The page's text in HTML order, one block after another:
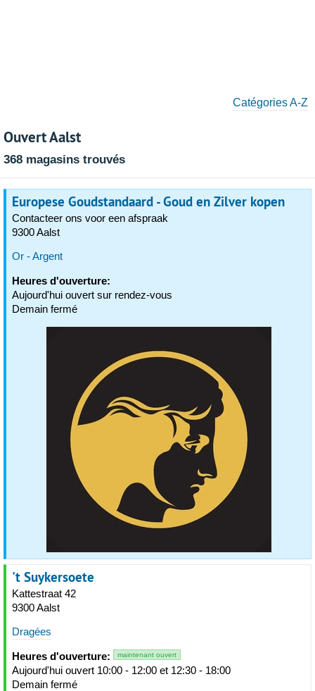
Catégories A-Z
Ouvert Aalst
368 magasins trouvés
Europese Goudstandaard - Goud en Zilver kopen
Contacteer ons voor een afspraak
9300 Aalst
Or - Argent
Heures d'ouverture:
Aujourd'hui ouvert sur rendez-vous
Demain fermé
't Suykersoete
Kattestraat 42
9300 Aalst
Dragées
Heures d'ouverture: maintenant ouvert
Aujourd'hui ouvert 10:00 - 12:00 et 12:30 - 18:00
Demain fermé